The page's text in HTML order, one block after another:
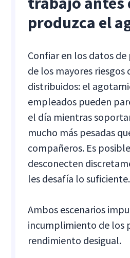
produzca el
Confiar en los datos
de los mayores riesgos
distribuidos: el
empleados pueden
el día mientras
mucho más pesadas
compañeros. Es
desconecten
les desafía lo suficiente.
Ambos escenarios
incumplimiento de los
rendimiento desigual.